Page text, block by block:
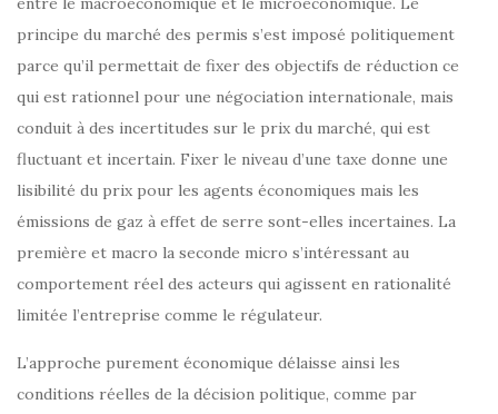
principe du marché des permis s’est imposé politiquement
parce qu’il permettait de fixer des objectifs de réduction ce
qui est rationnel pour une négociation internationale, mais
conduit à des incertitudes sur le prix du marché, qui est
fluctuant et incertain. Fixer le niveau d’une taxe donne une
lisibilité du prix pour les agents économiques mais les
émissions de gaz à effet de serre sont-elles incertaines. La
première et macro la seconde micro s’intéressant au
comportement réel des acteurs qui agissent en rationalité
limitée l’entreprise comme le régulateur.
L’approche purement économique délaisse ainsi les
conditions réelles de la décision politique, comme par